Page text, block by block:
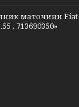
маточини Fiat
, 713690350»